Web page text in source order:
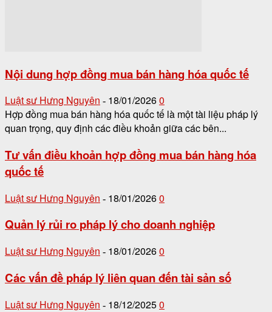
Nội dung hợp đồng mua bán hàng hóa quốc tế
Luật sư Hưng Nguyên - 18/01/20260
Hợp đồng mua bán hàng hóa quốc tế là một tài liệu pháp lý
quan trọng, quy định các điều khoản giữa các bên...
Tư vấn điều khoản hợp đồng mua bán hàng hóa
quốc tế
Luật sư Hưng Nguyên - 18/01/20260
Quản lý rủi ro pháp lý cho doanh nghiệp
Luật sư Hưng Nguyên - 18/01/20260
Các vấn đề pháp lý liên quan đến tài sản số
Luật sư Hưng Nguyên - 18/12/20250